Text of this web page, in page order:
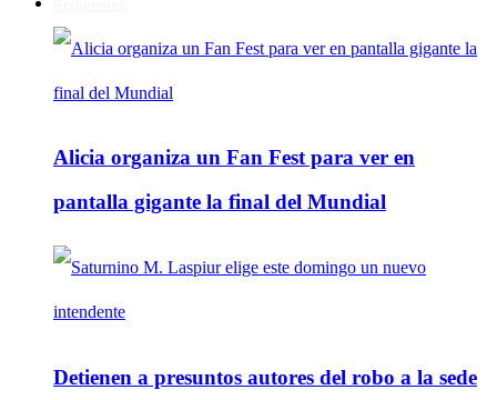
Alicia organiza un Fan Fest para ver en
pantalla gigante la final del Mundial
Detienen a presuntos autores del robo a la sede